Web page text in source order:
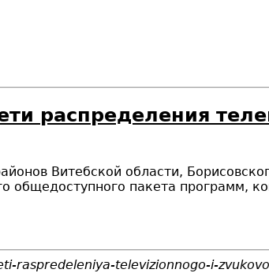
распределения
Витебской области,
общедоступного пакета программ,
raspredeleniya-televizionnogo-i-